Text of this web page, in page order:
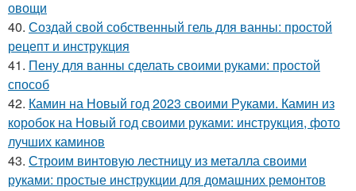
овощи
40. Создай свой собственный гель для ванны: простой
рецепт и инструкция
41. Пену для ванны сделать своими руками: простой
способ
42. Камин на Новый год 2023 своими Руками. Камин из
коробок на Новый год своими руками: инструкция, фото
лучших каминов
43. Строим винтовую лестницу из металла своими
руками: простые инструкции для домашних ремонтов